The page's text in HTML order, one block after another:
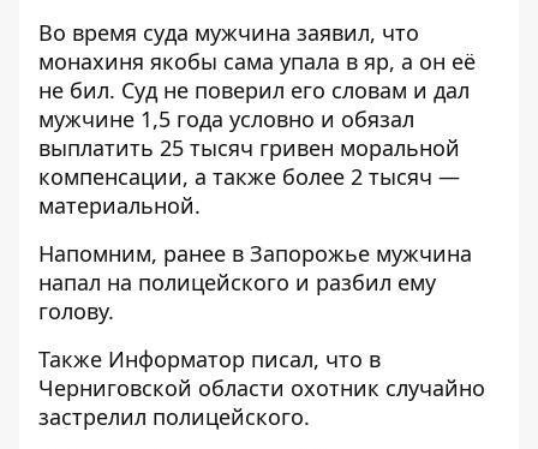
Во время суда мужчина заявил, что
монахиня якобы сама упала в яр, а он её
не бил. Суд не поверил его словам и дал
мужчине 1,5 года условно и обязал
выплатить 25 тысяч гривен моральной
компенсации, а также более 2 тысяч —
материальной.
Напомним, ранее в Запорожье мужчина
напал на полицейского и разбил ему
голову.
Также Информатор писал, что в
Черниговской области охотник случайно
застрелил полицейского.